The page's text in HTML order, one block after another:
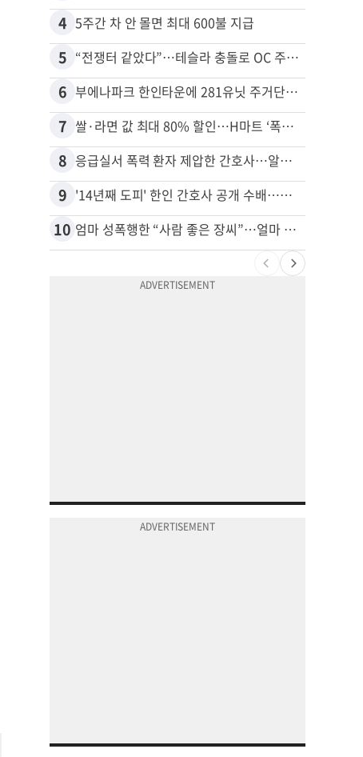
4 5주간 차 안 몰면 최대 600불 지급
5 “전쟁터 같았다”…테슬라 충돌로 OC 주택 4채 파손
6 부에나파크 한인타운에 281유닛 주거단지 들어선다
7 쌀·라면 값 최대 80% 할인…H마트 ‘폭탄 세일’
8 응급실서 폭력 환자 제압한 간호사…알고 보니
9 '14년째 도피' 한인 간호사 공개 수배…메디케어 사기 유죄
10 엄마 성폭행한 “사람 좋은 장씨”…얼마 뒤 딸 배도 불러왔다